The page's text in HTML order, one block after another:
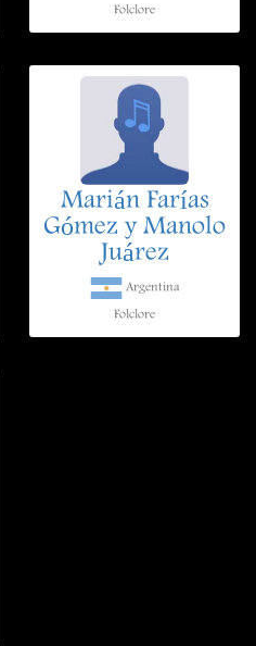
Folclore
Marián Farías
Gómez y Manolo
Juárez
Argentina
Folclore